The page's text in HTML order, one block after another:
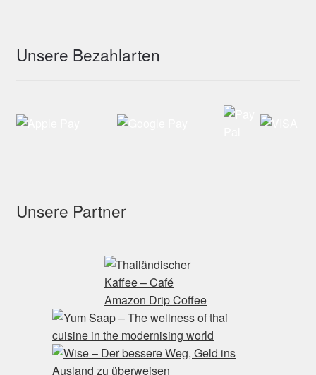
Unsere Bezahlarten
Unsere Partner